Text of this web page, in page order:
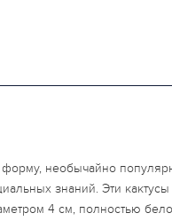
необычайно
знаний. Эти
4 см, полностью